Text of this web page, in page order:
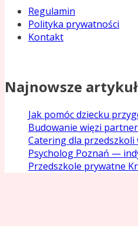
Regulamin
Polityka prywatności
Kontakt
Najnowsze
Jak pomóc dziecku
Budowanie więzi
Catering dla przedszkoli
Psycholog Poznań —
Przedszkole prywatne